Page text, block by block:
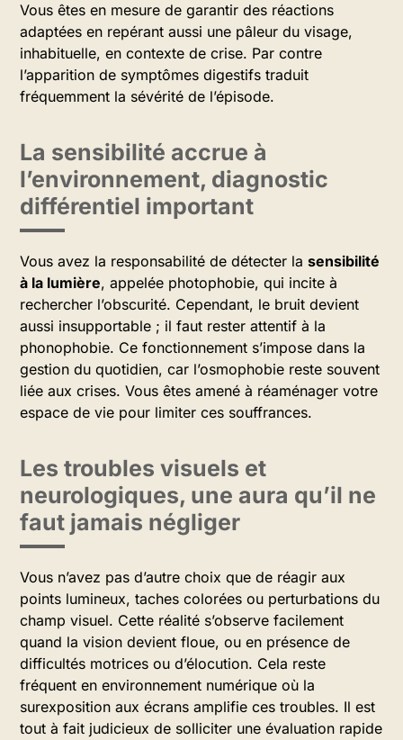
Vous êtes en mesure de garantir des réactions
adaptées en repérant aussi une pâleur du visage,
inhabituelle, en contexte de crise. Par contre
l’apparition de symptômes digestifs traduit
fréquemment la sévérité de l’épisode.
La sensibilité accrue à
l’environnement, diagnostic
différentiel important
Vous avez la responsabilité de détecter la sensibilité
à la lumière, appelée photophobie, qui incite à
rechercher l’obscurité. Cependant, le bruit devient
aussi insupportable ; il faut rester attentif à la
phonophobie. Ce fonctionnement s’impose dans la
gestion du quotidien, car l’osmophobie reste souvent
liée aux crises. Vous êtes amené à réaménager votre
espace de vie pour limiter ces souffrances.
Les troubles visuels et
neurologiques, une aura qu’il ne
faut jamais négliger
Vous n’avez pas d’autre choix que de réagir aux
points lumineux, taches colorées ou perturbations du
champ visuel. Cette réalité s’observe facilement
quand la vision devient floue, ou en présence de
difficultés motrices ou d’élocution. Cela reste
fréquent en environnement numérique où la
surexposition aux écrans amplifie ces troubles. Il est
tout à fait judicieux de solliciter une évaluation rapide